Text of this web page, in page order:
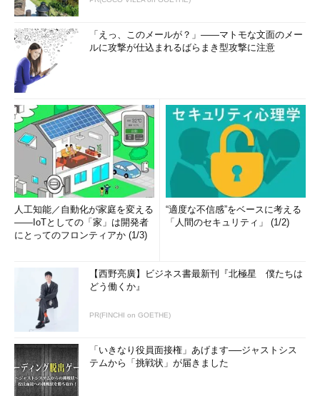
「えっ、このメールが？」――マトモな文面のメー
ルに攻撃が仕込まれるばらまき型攻撃に注意
人工知能／自動化が家庭を変える
――IoTとしての「家」は開発者
にとってのフロンティアか (1/3)
“適度な不信感”をベースに考える
「人間のセキュリティ」 (1/2)
【西野亮廣】ビジネス書最新刊『北極星 僕たちは
どう働くか』
PR(FINCHI on GOETHE)
「いきなり役員面接権」あげます──ジャストシス
テムから「挑戦状」が届きました